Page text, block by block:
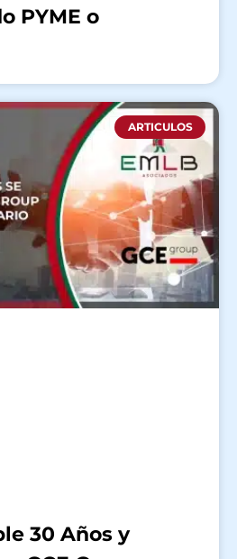
PYME o
ARTICULOS
30 Años y